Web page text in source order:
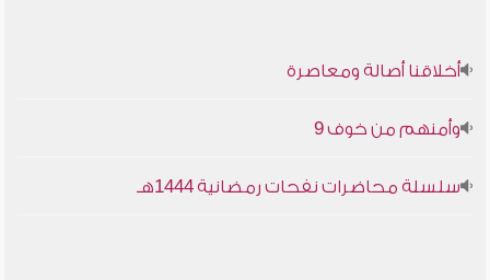
أخلاقنا أصالة ومعاصرة
وأمنهم من خوف 9
سلسلة محاضرات نفحات رمضانية 1444هـ